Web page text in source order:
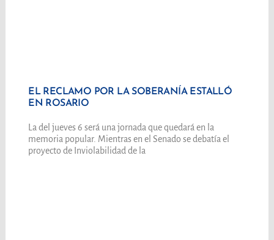
EL RECLAMO POR LA SOBERANÍA ESTALLÓ
EN ROSARIO
La del jueves 6 será una jornada que quedará en la
memoria popular. Mientras en el Senado se debatía el
proyecto de Inviolabilidad de la